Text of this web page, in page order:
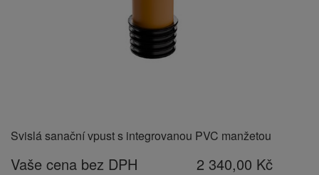
Svislá sanační vpust s integrovanou PVC manžetou
Vaše cena bez DPH 2 340,00 Kč